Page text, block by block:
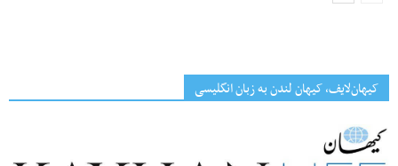
کیهان‌لایف، کیهان لندن به زبان انگلیسی